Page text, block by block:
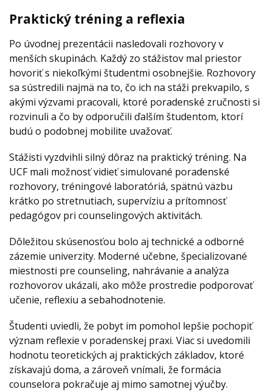
Praktický tréning a reflexia
Po úvodnej prezentácii nasledovali rozhovory v
menších skupinách. Každý zo stážistov mal priestor
hovoriť s niekoľkými študentmi osobnejšie. Rozhovory
sa sústredili najmä na to, čo ich na stáži prekvapilo, s
akými výzvami pracovali, ktoré poradenské zručnosti si
rozvinuli a čo by odporučili ďalším študentom, ktorí
budú o podobnej mobilite uvažovať.
Stážisti vyzdvihli silný dôraz na praktický tréning. Na
UCF mali možnosť vidieť simulované poradenské
rozhovory, tréningové laboratóriá, spätnú väzbu
krátko po stretnutiach, supervíziu a prítomnosť
pedagógov pri counselingových aktivitách.
Dôležitou skúsenosťou bolo aj technické a odborné
zázemie univerzity. Moderné učebne, špecializované
miestnosti pre counseling, nahrávanie a analýza
rozhovorov ukázali, ako môže prostredie podporovať
učenie, reflexiu a sebahodnotenie.
Študenti uviedli, že pobyt im pomohol lepšie pochopiť
význam reflexie v poradenskej praxi. Viac si uvedomili
hodnotu teoretických aj praktických základov, ktoré
získavajú doma, a zároveň vnímali, že formácia
counselora pokračuje aj mimo samotnej výučby.